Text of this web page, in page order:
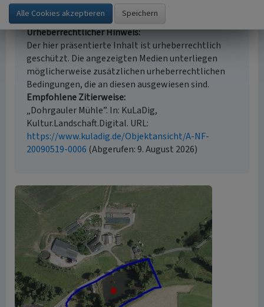
Empfohlene Zitierweise
Urheberrechtlicher Hinweis
Der hier präsentierte Inhalt ist urheberrechtlich
geschützt. Die angezeigten Medien unterliegen
möglicherweise zusätzlichen urheberrechtlichen
Bedingungen, die an diesen ausgewiesen sind.
Empfohlene Zitierweise
„Dohrgauler Mühle”. In: KuLaDig,
Kultur.Landschaft.Digital. URL:
https://www.kuladig.de/Objektansicht/A-NF-
20090519-0006 (Abgerufen: 9. August 2026)